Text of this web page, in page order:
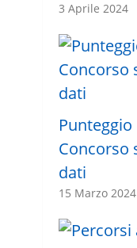
3 Aprile 2024
Concorso
dati
15 Marzo 2024